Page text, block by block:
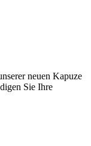
neuen Kapuze
Sie Ihre